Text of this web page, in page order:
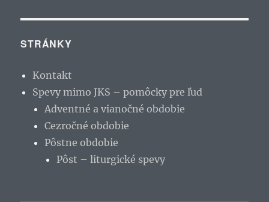
STRÁNKY
Kontakt
Spevy mimo JKS – pomôcky pre ľud
Adventné a vianočné obdobie
Cezročné obdobie
Pôstne obdobie
Pôst – liturgické spevy